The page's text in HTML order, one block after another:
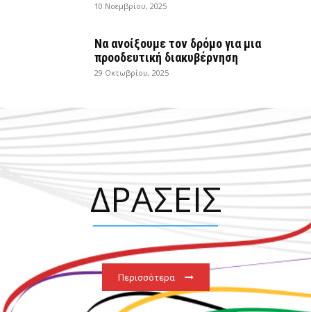
10 Νοεμβρίου, 2025
Να ανοίξουμε τον δρόμο για μια
προοδευτική διακυβέρνηση
29 Οκτωβρίου, 2025
ΔΡΑΣΕΙΣ
Περισσότερα